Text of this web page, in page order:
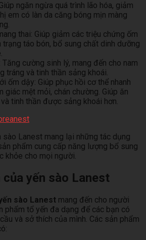
ngăn ngừa quá trình lão hóa, giảm
em có làn da căng bóng mịn màng
thai: Giúp giảm các triệu chứng ốm
trạng táo bón, bổ sung chất dinh dưỡng
cường sinh lý, mang đến cho nam
tráng và tinh thần sảng khoái.
ốm dậy: Giúp phục hồi cơ thể nhanh
giác mệt mỏi, chán chường. Giúp ăn
tinh thần được sảng khoái hơn.
Lanest mang lại những tác dụng
phẩm cung cấp năng lượng bổ sung
khỏe cho mọi người.
của yến sào Lanest
sào Lanest mang đến cho người
phẩm tổ yến đa dạng để các bạn có
và sở thích của mình. Các sản phẩm